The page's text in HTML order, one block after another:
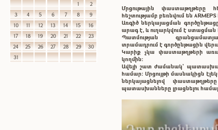
1
2
3
4 5 6 7 8
9
10
11 12 13 14 15
16
17
18 19 20 21 22
23
24
25 26 27 28 29
30
31
Մրցութային փաստաթղթերը
հեշտությամբ բեռնվում են
Առգիծ ներկայացման
արագ է, և ուղարկվում է
Պատմության
տրամադրում է գործընթացին
Կարիք չկա փաստաթղթերի
կողմին:
Ավելի շատ ժամանակ`
համար: Մրցույթի մասնակիցն
ներկայացնելով
պատասխանները լրացնելու